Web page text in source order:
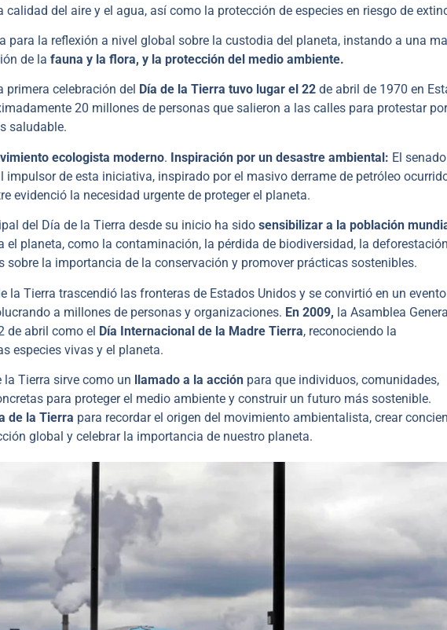
del aire y el agua, así como la protección de especies en riesgo de
la reflexión a nivel global sobre la custodia del planeta, instando a una
de la fauna y la flora, y la protección del medio ambiente.
primera celebración del Día de la Tierra tuvo lugar el 22 de abril de 1970 en
20 millones de personas que salieron a las calles para protestar
saludable.
ecologista moderno. Inspiración por un desastre ambiental: El
de esta iniciativa, inspirado por el masivo derrame de petróleo
evidenció la necesidad urgente de proteger el planeta.
del Día de la Tierra desde su inicio ha sido sensibilizar a la población
el planeta, como la contaminación, la pérdida de biodiversidad, la
la importancia de la conservación y promover prácticas sostenibles.
la Tierra trascendió las fronteras de Estados Unidos y se convirtió en un evento
a millones de personas y organizaciones. En 2009, la Asamblea
de abril como el Día Internacional de la Madre Tierra, reconociendo la
especies vivas y el planeta.
la Tierra sirve como un llamado a la acción para que individuos, comunidades,
para proteger el medio ambiente y construir un futuro más sostenible.
de la Tierra para recordar el origen del movimiento ambientalista, crear
global y celebrar la importancia de nuestro planeta.